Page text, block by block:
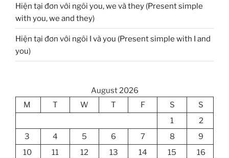
Hiện tại đơn với ngôi you, we và they (Present simple
with you, we and they)
Hiện tại đơn với ngôi I và you (Present simple with I and
you)
August 2026
M
T W T F S
S
1
2
3
4 5 6 7 8
9
10
11 12 13 14 15
16